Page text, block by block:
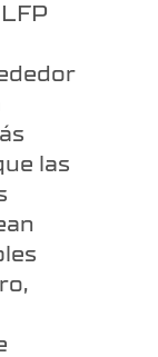
las